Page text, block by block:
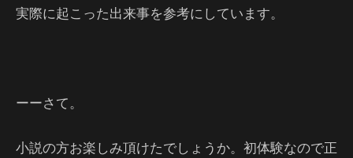
実際に起こった出来事を参考にしています。
ーーさて。
小説の方お楽しみ頂けたでしょうか。初体験なので正